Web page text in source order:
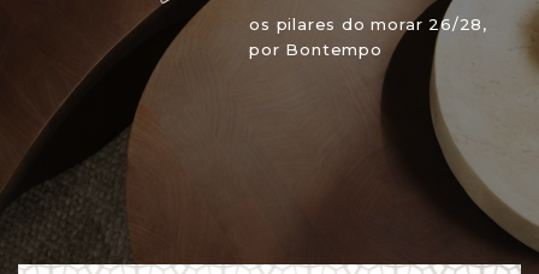
os pilares do morar 26/28,
por Bontempo